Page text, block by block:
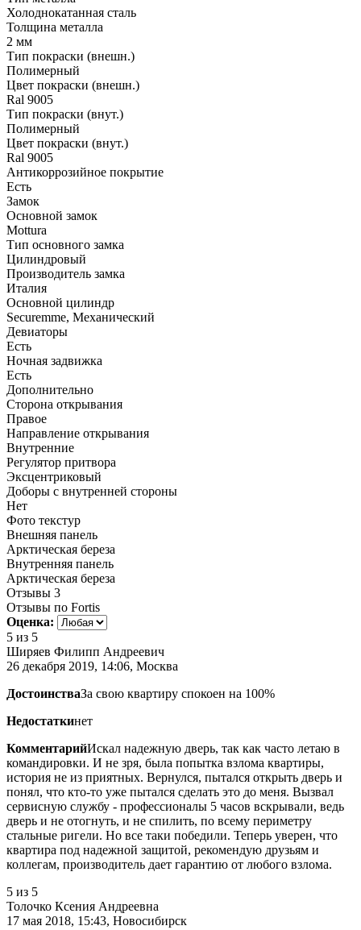
Холоднокатанная сталь
Толщина металла
2 мм
Тип покраски (внешн.)
Полимерный
Цвет покраски (внешн.)
Ral 9005
Тип покраски (внут.)
Полимерный
Цвет покраски (внут.)
Ral 9005
Антикоррозийное покрытие
Есть
Замок
Основной замок
Mottura
Тип основного замка
Цилиндровый
Производитель замка
Италия
Основной цилиндр
Securemme, Механический
Девиаторы
Есть
Ночная задвижка
Есть
Дополнительно
Сторона открывания
Правое
Направление открывания
Внутренние
Регулятор притвора
Эксцентриковый
Доборы с внутренней стороны
Нет
Фото текстур
Внешняя панель
Арктическая береза
Внутренняя панель
Арктическая береза
Отзывы 3
Отзывы по Fortis
Оценка:
5 из 5
Ширяев Филипп Андреевич
26 декабря 2019, 14:06, Москва
ДостоинстваЗа свою квартиру спокоен на 100%
Недостаткинет
КомментарийИскал надежную дверь, так как часто летаю в
командировки. И не зря, была попытка взлома квартиры,
история не из приятных. Вернулся, пытался открыть дверь и
понял, что кто-то уже пытался сделать это до меня. Вызвал
сервисную службу - профессионалы 5 часов вскрывали, ведь
дверь и не отогнуть, и не спилить, по всему периметру
стальные ригели. Но все таки победили. Теперь уверен, что
квартира под надежной защитой, рекомендую друзьям и
коллегам, производитель дает гарантию от любого взлома.
5 из 5
Толочко Ксения Андреевна
17 мая 2018, 15:43, Новосибирск